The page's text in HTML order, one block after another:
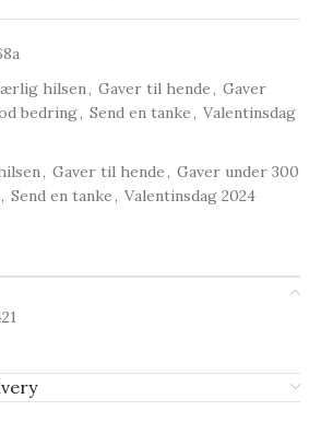
hilsen, Gaver til hende, Gaver
bedring, Send en tanke, Valentinsdag
, Gaver til hende, Gaver under 300
, Send en tanke, Valentinsdag 2024